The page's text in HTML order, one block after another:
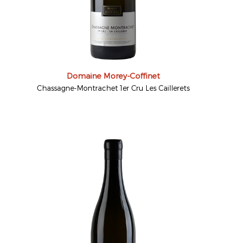
Domaine Morey-Coffinet
Chassagne-Montrachet 1er Cru Les Caillerets